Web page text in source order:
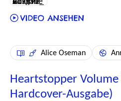
Alice Oseman
Heartstopper
Hardcover-Ausgabe)